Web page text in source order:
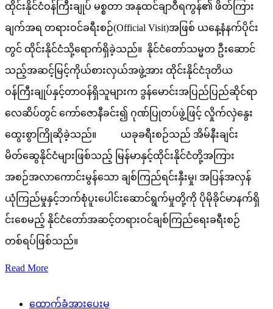
ထိုင်းနိုင်ငံဝန်ကြီးချုပ် မစ္စတာ အနုထင်ချာဝီရကွန်၏ ဖိတ်ကြား
ချက်အရ တရားဝင်ခရီးစဉ်(Official Visit)အဖြစ် ယနေ့နံနက်ပိုင်း
တွင် ထိုင်းနိုင်ငံသို့ရောက်ရှိခဲ့သည်။ နိုင်ငံတော်သမ္မတ ဦးဆောင်
သည့်အဆင့်မြင့်ကိုယ်စားလှယ်အဖွဲ့အား ထိုင်းနိုင်ငံဒုတိယ
ဝန်ကြီးချုပ်နှင့်တာဝန်ရှိသူများက ဒွန်မောင်းအပြည်ပြည်ဆိုင်ရာ
လေဆိပ်တွင် ကော်ဇောနီခင်း၍ ဂုဏ်ပြုတပ်ဖွဲ့ဖြင့် လှိုက်လှဲနွေး
ထွေးစွာကြိုဆိုခဲ့သည်။ ယခုခရီးစဉ်သည် အိမ်နီးချင်း
မိတ်ဆွေနိုင်ငံများဖြစ်သည့် မြန်မာနှင့်ထိုင်းနိုင်ငံတို့အကြား
အစဉ်အလာကောင်းမွန်သော ချစ်ကြည်ရင်းနှီးမှု၊ အပြန်အလှန်
ယုံကြည်မှုနှင့်ဘက်စုံပူးပေါင်းဆောင်ရွက်မှုတို့ကို ပိုမိုခိုင်မာနက်ရှိ
င်းစေမည့် နိုင်ငံတော်အဆင့်တရားဝင်ချစ်ကြည်ရေးခရီးစဉ်
တစ်ရပ်ဖြစ်သည်။
Read More
ထောက်ခံအားပေးမှု